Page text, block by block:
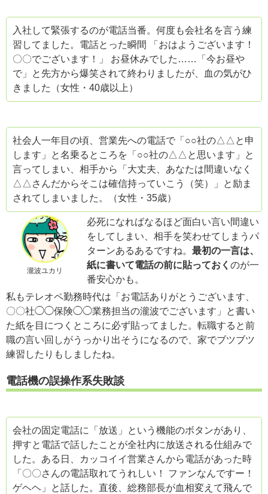
入社して緊張するのが電話当番。何度も会社名を言う練
習してました。電話とった瞬間 「おはようございます！
〇〇でございます！」 お昼休みでした……「今お昼や
で」と先方から爆笑されて終わりましたが、血の気がひ
きました（女性・40歳以上）
社会人一年目の頃、営業先への電話で「○○社の△△と申
します」と名乗るところを「○○社の△△と思います」と
言ってしまい、相手から「大丈夫、あなたは間違いなく
△△さんだからそこは確信持っていこう（笑）」と励ま
されてしまいました。（女性・35歳）
瀧波ユカリ
必死になればなるほど面白い言い間違い
をしてしまい、相手を笑わせてしまうパ
ターンあるあるですね。 最初の一言は、
紙に書いて電話の前に貼っておく のが一
番安心かも。
私もテレオペ勤務時代は「お電話ありがとうございます、
〇〇社◯◯保険◯◯業務担当の瀧波でございます」と書い
た紙を目につくところに必ず貼ってました。転職すると前
職の言い回しがうっかり出そうになるので、家でブツブツ
練習したりもしましたね。
電話機の誤操作系失敗談
会社の固定電話に「放送」という機能のボタンがあり、
押すと電話で話したことが全社内に放送される仕組みで
した。ある日、カッコイイ営業さんから電話があった時
「〇〇さんの電話取れてうれしい！ ファンなんですー！
ゲヘヘ」と話した。直後、総務部長が血相変えて飛んで